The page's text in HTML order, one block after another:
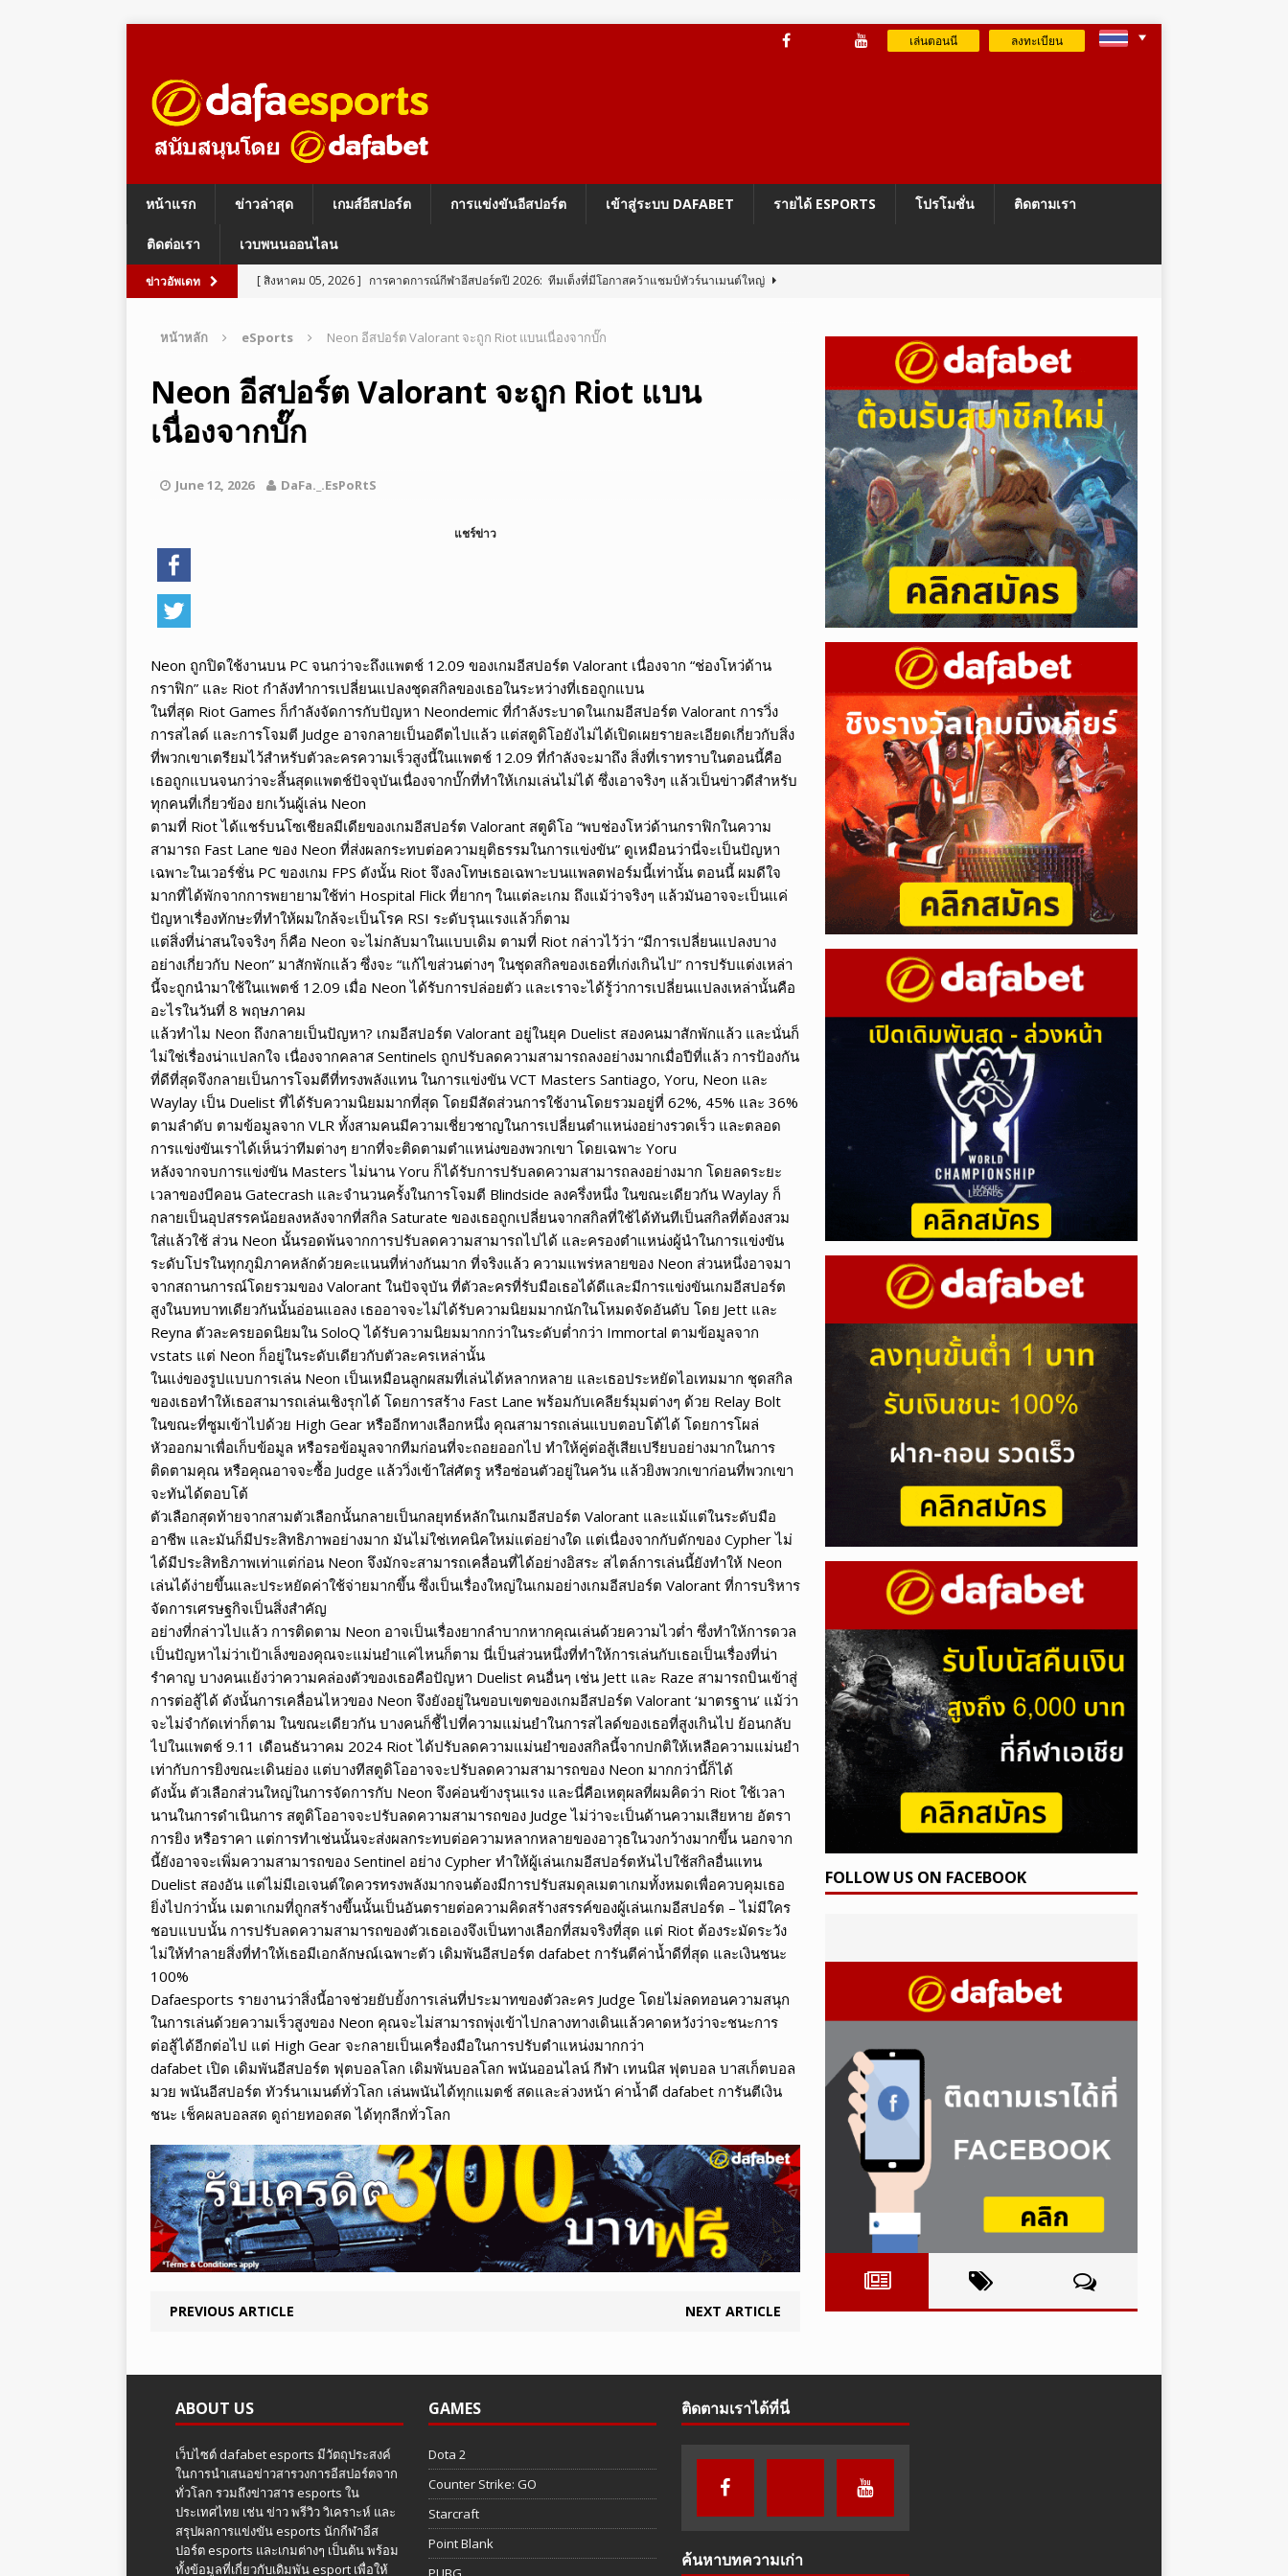
เล่นตอนนี ลงทะเบียน
หน้าแรก ข่าวล่าสุด เกมส์อีสปอร์ต การแข่งขันอีสปอร์ต เข้าสู่ระบบ DAFABET รายได้ ESPORTS โปรโมชั่น ติดตามเรา
ติดต่อเรา เวบพนนออนไลน
ข่าวอัพเดท [ สิงหาคม 05, 2026 ] การคาดการณ์กีฬาอีสปอร์ตปี 2026: ทีมเต็งที่มีโอกาสคว้าแชมป์ทัวร์นาเมนต์ใหญ่
[ สิงหาคม 05, 2026 ] อีสปอร์ต ระบบป้องกันการโกง Vanguard On-Demand ของ Riot
LEGENDS
[ สิงหาคม 05, 2026 ]
อีสปอร์ต PUBG Mobile 4.5 เปลี่ยนโฉม Erangel เป็นโลกแห่งนารูโตะ
[ สิงหาคม 05, 2026 ]
หน้าหลัก eSports Neon อีสปอร์ต Valorant จะถูก Riot แบนเนื่องจากบั๊ก
Neon อีสปอร์ต Valorant จะถูก Riot แบน
เนื่องจากบั๊ก
June 12, 2026 DaFa._.EsPoRtS
แชร์ข่าว
Neon ถูกปิดใช้งานบน PC จนกว่าจะถึงแพตช์ 12.09 ของเกมอีสปอร์ต Valorant เนื่องจาก “ช่องโหว่ด้าน
กราฟิก” และ Riot กำลังทำการเปลี่ยนแปลงชุดสกิลของเธอในระหว่างที่เธอถูกแบน
ในที่สุด Riot Games ก็กำลังจัดการกับปัญหา Neondemic ที่กำลังระบาดในเกมอีสปอร์ต Valorant การวิ่ง
การสไลด์ และการโจมตี Judge อาจกลายเป็นอดีตไปแล้ว แต่สตูดิโอยังไม่ได้เปิดเผยรายละเอียดเกี่ยวกับสิ่ง
ที่พวกเขาเตรียมไว้สำหรับตัวละครความเร็วสูงนี้ในแพตช์ 12.09 ที่กำลังจะมาถึง สิ่งที่เราทราบในตอนนี้คือ
เธอถูกแบนจนกว่าจะสิ้นสุดแพตช์ปัจจุบันเนื่องจากบั๊กที่ทำให้เกมเล่นไม่ได้ ซึ่งเอาจริงๆ แล้วเป็นข่าวดีสำหรับ
ทุกคนที่เกี่ยวข้อง ยกเว้นผู้เล่น Neon
ตามที่ Riot ได้แชร์บนโซเชียลมีเดียของเกมอีสปอร์ต Valorant สตูดิโอ “พบช่องโหว่ด้านกราฟิกในความ
สามารถ Fast Lane ของ Neon ที่ส่งผลกระทบต่อความยุติธรรมในการแข่งขัน” ดูเหมือนว่านี่จะเป็นปัญหา
เฉพาะในเวอร์ชั่น PC ของเกม FPS ดังนั้น Riot จึงลงโทษเธอเฉพาะบนแพลตฟอร์มนี้เท่านั้น ตอนนี้ ผมดีใจ
มากที่ได้พักจากการพยายามใช้ท่า Hospital Flick ที่ยากๆ ในแต่ละเกม ถึงแม้ว่าจริงๆ แล้วมันอาจจะเป็นแค่
ปัญหาเรื่องทักษะที่ทำให้ผมใกล้จะเป็นโรค RSI ระดับรุนแรงแล้วก็ตาม
แต่สิ่งที่น่าสนใจจริงๆ ก็คือ Neon จะไม่กลับมาในแบบเดิม ตามที่ Riot กล่าวไว้ว่า “มีการเปลี่ยนแปลงบาง
อย่างเกี่ยวกับ Neon” มาสักพักแล้ว ซึ่งจะ “แก้ไขส่วนต่างๆ ในชุดสกิลของเธอที่เก่งเกินไป” การปรับแต่งเหล่า
นี้จะถูกนำมาใช้ในแพตช์ 12.09 เมื่อ Neon ได้รับการปล่อยตัว และเราจะได้รู้ว่าการเปลี่ยนแปลงเหล่านั้นคือ
อะไรในวันที่ 8 พฤษภาคม
แล้วทำไม Neon ถึงกลายเป็นปัญหา? เกมอีสปอร์ต Valorant อยู่ในยุค Duelist สองคนมาสักพักแล้ว และนั่นก็
ไม่ใช่เรื่องน่าแปลกใจ เนื่องจากคลาส Sentinels ถูกปรับลดความสามารถลงอย่างมากเมื่อปีที่แล้ว การป้องกัน
ที่ดีที่สุดจึงกลายเป็นการโจมตีที่ทรงพลังแทน ในการแข่งขัน VCT Masters Santiago, Yoru, Neon และ
Waylay เป็น Duelist ที่ได้รับความนิยมมากที่สุด โดยมีสัดส่วนการใช้งานโดยรวมอยู่ที่ 62%, 45% และ 36%
ตามลำดับ ตามข้อมูลจาก VLR ทั้งสามคนมีความเชี่ยวชาญในการเปลี่ยนตำแหน่งอย่างรวดเร็ว และตลอด
การแข่งขันเราได้เห็นว่าทีมต่างๆ ยากที่จะติดตามตำแหน่งของพวกเขา โดยเฉพาะ Yoru
หลังจากจบการแข่งขัน Masters ไม่นาน Yoru ก็ได้รับการปรับลดความสามารถลงอย่างมาก โดยลดระยะ
เวลาของบีคอน Gatecrash และจำนวนครั้งในการโจมตี Blindside ลงครึ่งหนึ่ง ในขณะเดียวกัน Waylay ก็
กลายเป็นอุปสรรคน้อยลงหลังจากที่สกิล Saturate ของเธอถูกเปลี่ยนจากสกิลที่ใช้ได้ทันทีเป็นสกิลที่ต้องสวม
ใส่แล้วใช้ ส่วน Neon นั้นรอดพ้นจากการปรับลดความสามารถไปได้ และครองตำแหน่งผู้นำในการแข่งขัน
ระดับโปรในทุกภูมิภาคหลักด้วยคะแนนที่ห่างกันมาก ที่จริงแล้ว ความแพร่หลายของ Neon ส่วนหนึ่งอาจมา
จากสถานการณ์โดยรวมของ Valorant ในปัจจุบัน ที่ตัวละครที่รับมือเธอได้ดีและมีการแข่งขันเกมอีสปอร์ต
สูงในบทบาทเดียวกันนั้นอ่อนแอลง เธออาจจะไม่ได้รับความนิยมมากนักในโหมดจัดอันดับ โดย Jett และ
Reyna ตัวละครยอดนิยมใน SoloQ ได้รับความนิยมมากกว่าในระดับต่ำกว่า Immortal ตามข้อมูลจาก
vstats แต่ Neon ก็อยู่ในระดับเดียวกับตัวละครเหล่านั้น
ในแง่ของรูปแบบการเล่น Neon เป็นเหมือนลูกผสมที่เล่นได้หลากหลาย และเธอประหยัดไอเทมมาก ชุดสกิล
ของเธอทำให้เธอสามารถเล่นเชิงรุกได้ โดยการสร้าง Fast Lane พร้อมกับเคลียร์มุมต่างๆ ด้วย Relay Bolt
ในขณะที่ซูมเข้าไปด้วย High Gear หรืออีกทางเลือกหนึ่ง คุณสามารถเล่นแบบตอบโต้ได้ โดยการโผล่
หัวออกมาเพื่อเก็บข้อมูล หรือรอข้อมูลจากทีมก่อนที่จะถอยออกไป ทำให้คู่ต่อสู้เสียเปรียบอย่างมากในการ
ติดตามคุณ หรือคุณอาจจะซื้อ Judge แล้ววิ่งเข้าใส่ศัตรู หรือซ่อนตัวอยู่ในควัน แล้วยิงพวกเขาก่อนที่พวกเขา
จะทันได้ตอบโต้
ตัวเลือกสุดท้ายจากสามตัวเลือกนั้นกลายเป็นกลยุทธ์หลักในเกมอีสปอร์ต Valorant และแม้แต่ในระดับมือ
อาชีพ และมันก็มีประสิทธิภาพอย่างมาก มันไม่ใช่เทคนิคใหม่แต่อย่างใด แต่เนื่องจากกับดักของ Cypher ไม่
ได้มีประสิทธิภาพเท่าแต่ก่อน Neon จึงมักจะสามารถเคลื่อนที่ได้อย่างอิสระ สไตล์การเล่นนี้ยังทำให้ Neon
เล่นได้ง่ายขึ้นและประหยัดค่าใช้จ่ายมากขึ้น ซึ่งเป็นเรื่องใหญ่ในเกมอย่างเกมอีสปอร์ต Valorant ที่การบริหาร
จัดการเศรษฐกิจเป็นสิ่งสำคัญ
อย่างที่กล่าวไปแล้ว การติดตาม Neon อาจเป็นเรื่องยากลำบากหากคุณเล่นด้วยความไวต่ำ ซึ่งทำให้การดวล
เป็นปัญหาไม่ว่าเป้าเล็งของคุณจะแม่นยำแค่ไหนก็ตาม นี่เป็นส่วนหนึ่งที่ทำให้การเล่นกับเธอเป็นเรื่องที่น่า
รำคาญ บางคนแย้งว่าความคล่องตัวของเธอคือปัญหา Duelist คนอื่นๆ เช่น Jett และ Raze สามารถบินเข้าสู่
การต่อสู้ได้ ดังนั้นการเคลื่อนไหวของ Neon จึงยังอยู่ในขอบเขตของเกมอีสปอร์ต Valorant ‘มาตรฐาน’ แม้ว่า
จะไม่จำกัดเท่าก็ตาม ในขณะเดียวกัน บางคนก็ชี้ไปที่ความแม่นยำในการสไลด์ของเธอที่สูงเกินไป ย้อนกลับ
ไปในแพตช์ 9.11 เดือนธันวาคม 2024 Riot ได้ปรับลดความแม่นยำของสกิลนี้จากปกติให้เหลือความแม่นยำ
เท่ากับการยิงขณะเดินย่อง แต่บางทีสตูดิโออาจจะปรับลดความสามารถของ Neon มากกว่านี้ก็ได้
ดังนั้น ตัวเลือกส่วนใหญ่ในการจัดการกับ Neon จึงค่อนข้างรุนแรง และนี่คือเหตุผลที่ผมคิดว่า Riot ใช้เวลา
นานในการดำเนินการ สตูดิโออาจจะปรับลดความสามารถของ Judge ไม่ว่าจะเป็นด้านความเสียหาย อัตรา
การยิง หรือราคา แต่การทำเช่นนั้นจะส่งผลกระทบต่อความหลากหลายของอาวุธในวงกว้างมากขึ้น นอกจาก
นี้ยังอาจจะเพิ่มความสามารถของ Sentinel อย่าง Cypher ทำให้ผู้เล่นเกมอีสปอร์ตหันไปใช้สกิลอื่นแทน
Duelist สองอัน แต่ไม่มีเอเจนต์ใดควรทรงพลังมากจนต้องมีการปรับสมดุลเมตาเกมทั้งหมดเพื่อควบคุมเธอ
ยิ่งไปกว่านั้น เมตาเกมที่ถูกสร้างขึ้นนั้นเป็นอันตรายต่อความคิดสร้างสรรค์ของผู้เล่นเกมอีสปอร์ต – ไม่มีใคร
ชอบแบบนั้น การปรับลดความสามารถของตัวเธอเองจึงเป็นทางเลือกที่สมจริงที่สุด แต่ Riot ต้องระมัดระวัง
ไม่ให้ทำลายสิ่งที่ทำให้เธอมีเอกลักษณ์เฉพาะตัว เดิมพันอีสปอร์ต dafabet การันตีค่าน้ำดีที่สุด และเงินชนะ
100%
Dafaesports รายงานว่าสิ่งนี้อาจช่วยยับยั้งการเล่นที่ประมาทของตัวละคร Judge โดยไม่ลดทอนความสนุก
ในการเล่นด้วยความเร็วสูงของ Neon คุณจะไม่สามารถพุ่งเข้าไปกลางทางเดินแล้วคาดหวังว่าจะชนะการ
ต่อสู้ได้อีกต่อไป แต่ High Gear จะกลายเป็นเครื่องมือในการปรับตำแหน่งมากกว่า
dafabet เปิด เดิมพันอีสปอร์ต ฟุตบอลโลก เดิมพันบอลโลก พนันออนไลน์ กีฬา เทนนิส ฟุตบอล บาสเก็ตบอล
มวย พนันอีสปอร์ต ทัวร์นาเมนต์ทั่วโลก เล่นพนันได้ทุกแมตช์ สดและล่วงหน้า ค่าน้ำดี dafabet การันตีเงิน
ชนะ เช็คผลบอลสด ดูถ่ายทอดสด ได้ทุกลีกทั่วโลก
PREVIOUS ARTICLE NEXT ARTICLE
FOLLOW US ON FACEBOOK
ABOUT US
เว็บไซต์ dafabet esports มีวัตถุประสงค์
ในการนำเสนอข่าวสารวงการอีสปอร์ตจาก
ทั่วโลก รวมถึงข่าวสาร esports ใน
ประเทศไทย เช่น ข่าว พรีวิว วิเคราะห์ และ
สรุปผลการแข่งขัน esports นักกีฬาอีส
ปอร์ต esports และเกมต่างๆ เป็นต้น พร้อม
ทั้งข้อมูลที่เกี่ยวกับเดิมพัน esport เพื่อให้
GAMES
Dota 2
Counter Strike: GO
Starcraft
Point Blank
ติดตามเราได้ที่นี่
ค้นหาบทความเก่า